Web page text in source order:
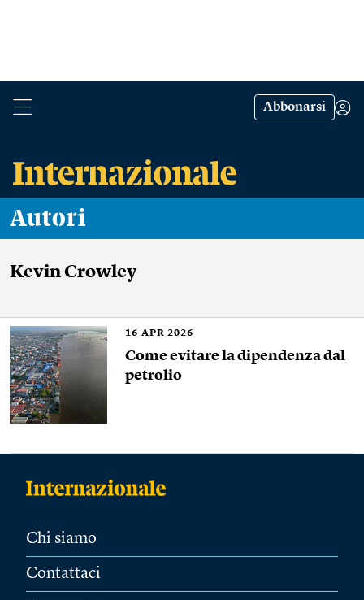
Abbonarsi
Autori
Kevin Crowley
16 APR 2026
Come evitare la dipendenza dal
petrolio
Chi siamo
Contattaci